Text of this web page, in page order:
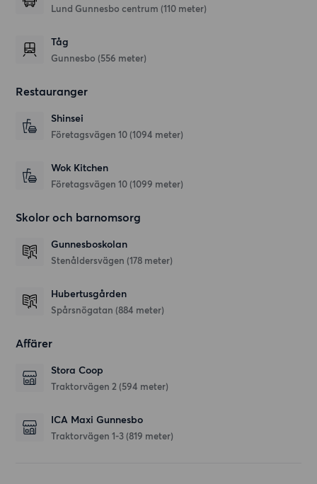
Lund Gunnesbo centrum (110 meter)
Tåg
Gunnesbo (556 meter)
Restauranger
Shinsei
Företagsvägen 10 (1094 meter)
Wok Kitchen
Företagsvägen 10 (1099 meter)
Skolor och barnomsorg
Gunnesboskolan
Stenåldersvägen (178 meter)
Hubertusgården
Spårsnögatan (884 meter)
Affärer
Stora Coop
Traktorvägen 2 (594 meter)
ICA Maxi Gunnesbo
Traktorvägen 1-3 (819 meter)